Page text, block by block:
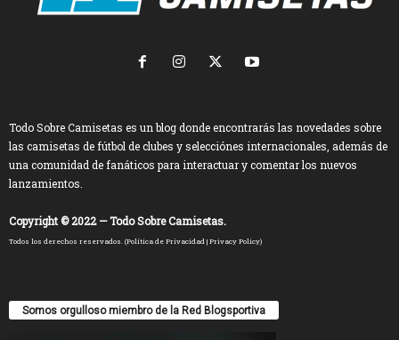
Todo Sobre Camisetas es un blog donde encontrarás las novedades sobre
las camisetas de fútbol de clubes y selecciónes internacionales, además de
una comunidad de fanáticos para interactuar y comentar los nuevos
lanzamientos.
Copyright © 2022 — Todo Sobre Camisetas.
Todos los derechos reservados. (Política de Privacidad | Privacy Policy)
Somos orgulloso miembro de la Red Blogsportiva